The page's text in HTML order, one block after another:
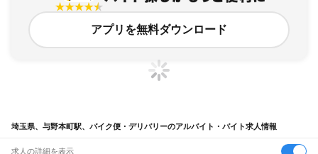
アプリを無料ダウンロード
埼玉県、与野本町駅、バイク便・デリバリーのアルバイト・バイト求人情報
求人の詳細を表示